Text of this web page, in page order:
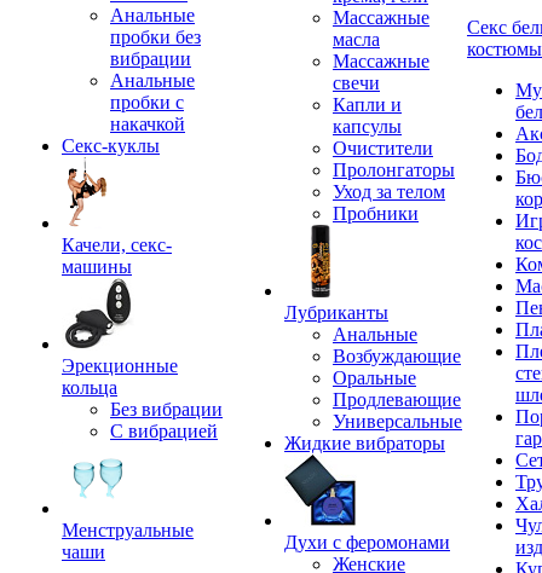
Анальные
пробки без
вибрации
Анальные
пробки с
накачкой
Секс-куклы
Качели, секс-
машины
Эрекционные
кольца
Без вибрации
С вибрацией
Менструальные
чаши
Массажные
масла
Массажные
свечи
Капли и
капсулы
Очистители
Пролонгаторы
Уход за телом
Пробники
Лубриканты
Анальные
Возбуждающие
Оральные
Продлевающие
Универсальные
Жидкие вибраторы
Духи с феромонами
Женские
Секс
костюмы